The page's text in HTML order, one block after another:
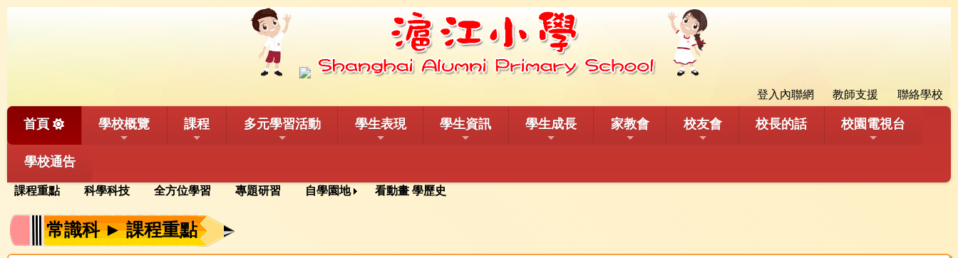
登入內聯網 教師支援 聯絡學校
首頁 學校概覽 課程 多元學習活動 學生表現 學生資訊 學生成長 家教會 校友會 校長的話 校園電視台
學校通告
課程重點 科學科技 全方位學習 專題研習 自學園地 看動畫 學歷史
常識科 ► 課程重點